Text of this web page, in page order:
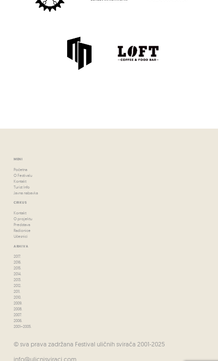
MENI
Početna
O Festivalu
Kontakt
Turist Info
Javna nabavka
CIRKUS
Kontakt
O projektu
Predstava
Radionice
Učesnici
ARHIVA
2017.
2016.
2015.
2014.
2013.
2012.
2011.
2010.
2009.
2008.
2007.
2006.
2001–2005.
© sva prava zadržana Festival uličnih svirača 2001-2025
info@ulicnisviraci.com